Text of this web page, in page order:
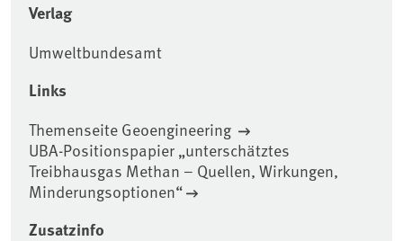
Verlag
Umweltbundesamt
Links
Themenseite Geoengineering
UBA-Positionspapier „unterschätztes
Treibhausgas Methan – Quellen, Wirkungen,
Minderungsoptionen“
Zusatzinfo